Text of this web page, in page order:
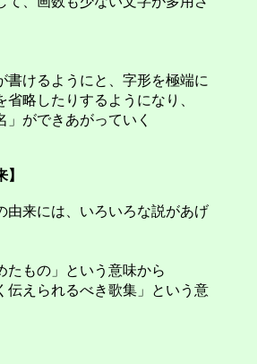
けるようにと、字形を極端に
略したりするようになり、
」ができあがっていく
来には、いろいろな説があげ
もの」という意味から
えられるべき歌集」という意